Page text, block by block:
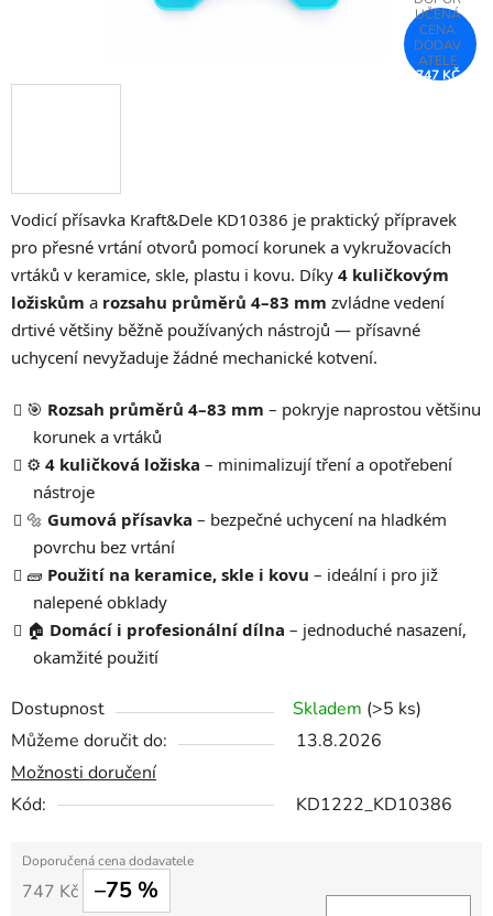
Vodicí přísavka Kraft&Dele KD10386 je praktický přípravek
pro přesné vrtání otvorů pomocí korunek a vykružovacích
vrtáků v keramice, skle, plastu i kovu. Díky 4 kuličkovým
ložiskům a rozsahu průměrů 4–83 mm zvládne vedení
drtivé většiny běžně používaných nástrojů — přísavné
uchycení nevyžaduje žádné mechanické kotvení.
🎯 Rozsah průměrů 4–83 mm – pokryje naprostou většinu
korunek a vrtáků
⚙️ 4 kuličková ložiska – minimalizují tření a opotřebení
nástroje
🔩 Gumová přísavka – bezpečné uchycení na hladkém
povrchu bez vrtání
🧱 Použití na keramice, skle i kovu – ideální i pro již
nalepené obklady
🏠 Domácí i profesionální dílna – jednoduché nasazení,
okamžité použití
Dostupnost Skladem (>5 ks)
Můžeme doručit do:
13.8.2026
Možnosti doručení
Kód:
KD1222_KD10386
747 Kč –75 %
747 KČ